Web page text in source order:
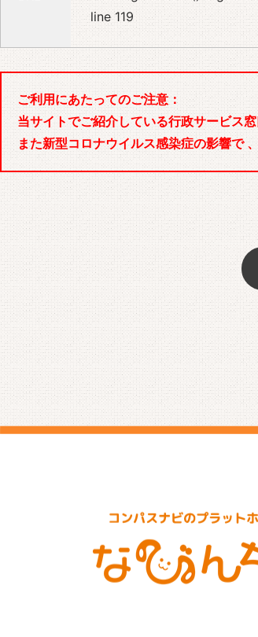
line119
ご利用にあたってのご注意：
当サイトでご紹介している行政サービス
また新型コロナウイルス感染症の影響で